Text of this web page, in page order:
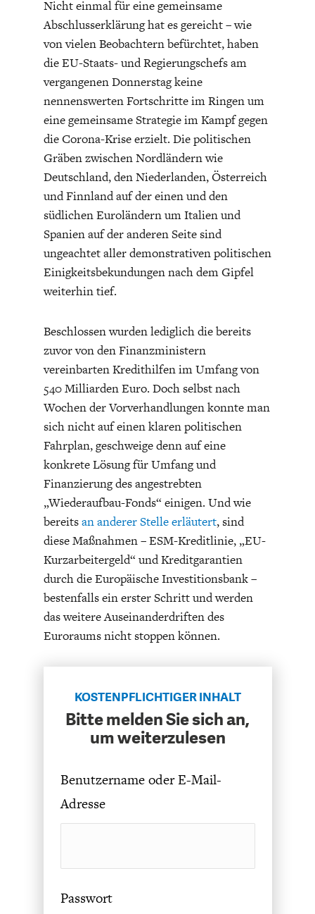
INDUSTRIEPOLITIK
UNGLEICHHEIT UND
MACHT
FACHKRÄFTEMANGEL
ENERGIE & UMWELT
FINANZMÄRKTE
Nicht einmal für eine gemeinsame
Abschlusserklärung hat es gereicht – wie
von vielen Beobachtern befürchtet, haben
die EU-Staats- und Regierungschefs am
vergangenen Donnerstag keine
nennenswerten Fortschritte im Ringen um
eine gemeinsame Strategie im Kampf gegen
die Corona-Krise erzielt. Die politischen
Gräben zwischen Nordländern wie
Deutschland, den Niederlanden, Österreich
und Finnland auf der einen und den
südlichen Euroländern um Italien und
Spanien auf der anderen Seite sind
ungeachtet aller demonstrativen politischen
Einigkeitsbekundungen nach dem Gipfel
weiterhin tief.
Beschlossen wurden lediglich die bereits
zuvor von den Finanzministern
vereinbarten Kredithilfen im Umfang von
540 Milliarden Euro. Doch selbst nach
Wochen der Vorverhandlungen konnte man
sich nicht auf einen klaren politischen
Fahrplan, geschweige denn auf eine
konkrete Lösung für Umfang und
Finanzierung des angestrebten
„Wiederaufbau-Fonds“ einigen. Und wie
bereitsan anderer Stelle erläutert, sind
diese Maßnahmen – ESM-Kreditlinie, „EU-
Kurzarbeitergeld“ und Kreditgarantien
durch die Europäische Investitionsbank –
bestenfalls ein erster Schritt und werden
das weitere Auseinanderdriften des
Euroraums nicht stoppen können.
KOSTENPFLICHTIGER INHALT
Bitte melden Sie sich an,
um weiterzulesen
Benutzername oder E-Mail-
Adresse
Passwort